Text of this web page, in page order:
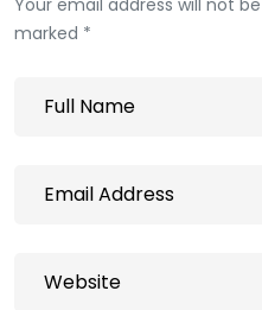
marked *